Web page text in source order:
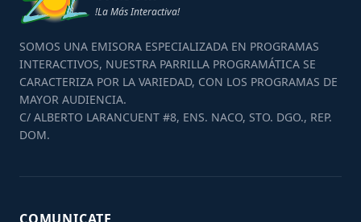
!La Más Interactiva!
SOMOS UNA EMISORA ESPECIALIZADA EN PROGRAMAS
INTERACTIVOS, NUESTRA PARRILLA PROGRAMÁTICA SE
CARACTERIZA POR LA VARIEDAD, CON LOS PROGRAMAS DE
MAYOR AUDIENCIA.
C/ ALBERTO LARANCUENT #8, ENS. NACO, STO. DGO., REP.
DOM.